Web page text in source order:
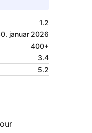
1.2
januar 2026
400+
3.4
5.2